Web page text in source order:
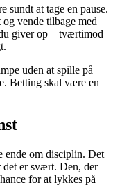
sundt at tage en pause.
vende tilbage med
giver op – tværtimod
uden at spille på
Betting skal være en
ende om disciplin. Det
det er svært. Den, der
for at lykkes på